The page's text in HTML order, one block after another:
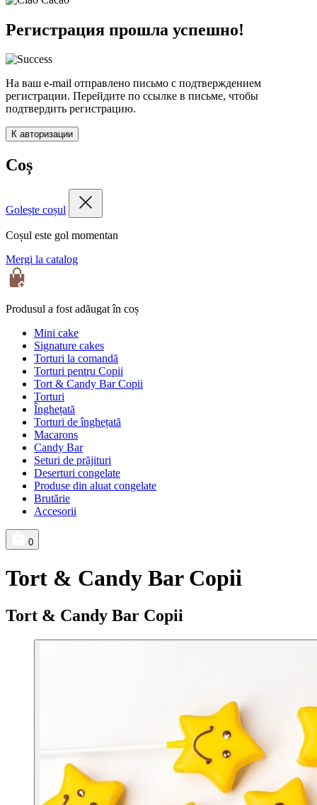
Регистрация прошла успешно!
На ваш e-mail отправлено письмо с подтверждением
регистрации. Перейдите по ссылке в письме, чтобы
подтвердить регистрацию.
К авторизации
Coș
Golește coșul
Coșul este gol momentan
Mergi la catalog
Produsul a fost adăugat în coș
Mini cake
Signature cakes
Torturi la comandă
Torturi pentru Copii
Tort & Candy Bar Copii
Torturi
Înghețată
Torturi de înghețată
Macarons
Candy Bar
Seturi de prăjituri
Deserturi congelate
Produse din aluat congelate
Brutărie
Accesorii
0
Tort & Candy Bar Copii
Tort & Candy Bar Copii